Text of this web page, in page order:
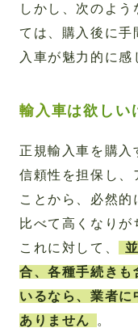
しかし、次のよ
ては、購入後に手
入車が魅力的に感
輸入車は欲しい
正規輸入車を購入
信頼性を担保し、
ことから、必然的
比べて高くなりが
これに対して、
合、各種手続きも
いるなら、業者
ありません
。